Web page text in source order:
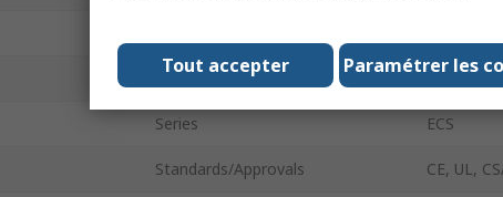
For Use With ECS25-60
Series ECS
Standards/Approvals CE, UL,
Tout accepter Paramétrer les